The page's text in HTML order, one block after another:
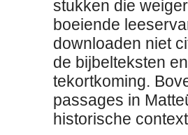
stukken die
boeiende
downloaden niet
de bijbelteksten
tekortkoming.
passages in
historische